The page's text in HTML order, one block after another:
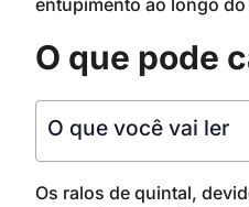
entupimento ao longo
O que pode
O que você vai ler
Os ralos de quintal,